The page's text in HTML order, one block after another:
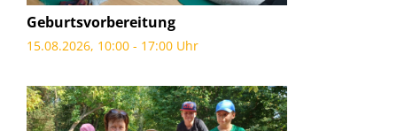
Geburtsvorbereitung
15.08.2026, 10:00 - 17:00 Uhr